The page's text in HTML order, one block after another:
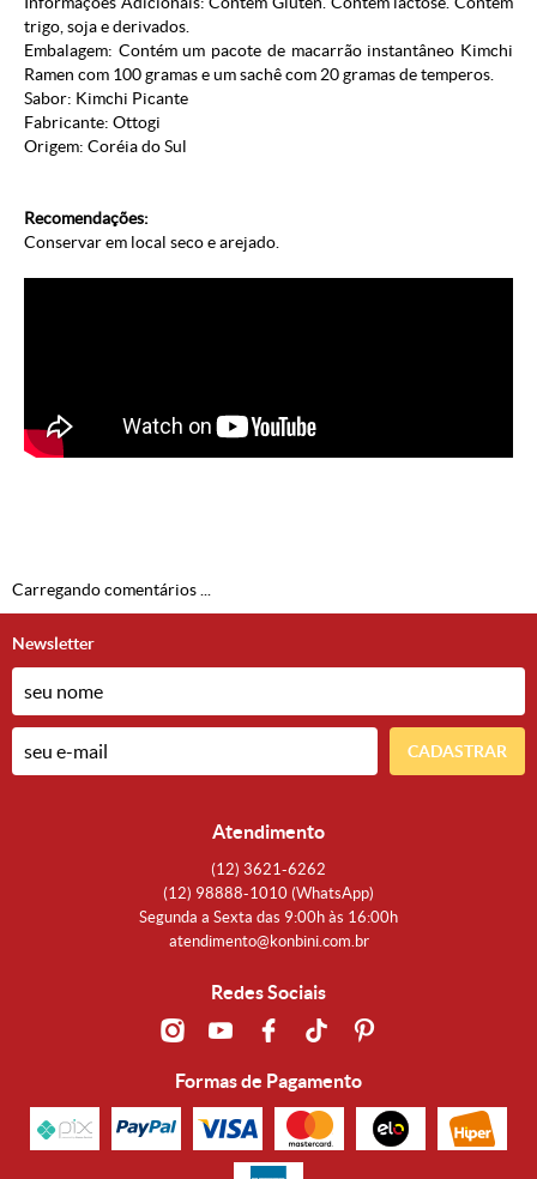
trigo, soja e derivados.
Embalagem: Contém um pacote de macarrão instantâneo Kimchi
Ramen com 100 gramas e um sachê com 20 gramas de temperos.
Sabor: Kimchi Picante
Fabricante: Ottogi
Origem: Coréia do Sul
Recomendações:
Conservar em local seco e arejado.
Carregando comentários ...
Newsletter
CADASTRAR
Atendimento
(12) 3621-6262
(12) 98888-1010 (WhatsApp)
Segunda a Sexta das 9:00h às 16:00h
atendimento@konbini.com.br
Redes Sociais
Formas de Pagamento